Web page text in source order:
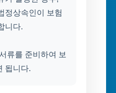
정상속인이 보험
니다.
류를 준비하여 보
됩니다.